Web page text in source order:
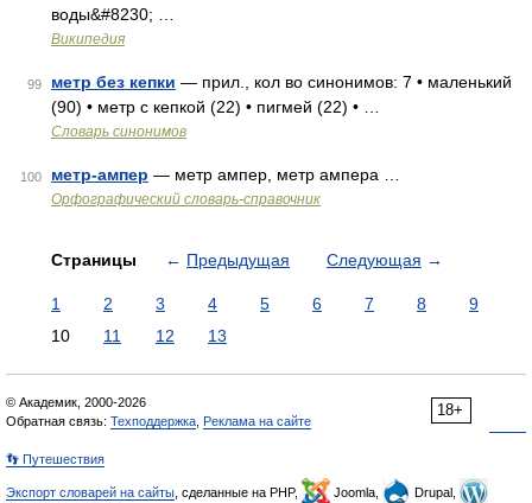
воды&#8230; …
Википедия
99 метр без кепки — прил., кол во синонимов: 7 • маленький
(90) • метр с кепкой (22) • пигмей (22) • …
Словарь синонимов
100 метр-ампер — метр ампер, метр ампера …
Орфографический словарь-справочник
Страницы ← Предыдущая Следующая →
1 2 3 4 5 6 7 8
9
10
11 12 13
18+
© Академик, 2000-2026
Обратная связь: Техподдержка Реклама на сайте
👣 Путешествия
Экспорт словарей на сайты , сделанные на PHP, Joomla,
Drupal,